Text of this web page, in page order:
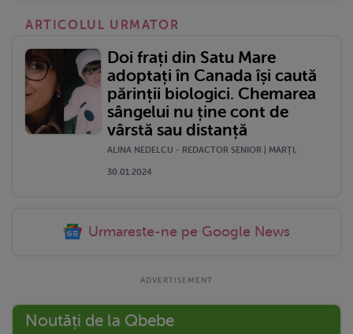
ARTICOLUL URMATOR
Doi frați din Satu Mare
adoptați în Canada își caută
părinții biologici. Chemarea
sângelui nu ține cont de
vârstă sau distanță
ALINA NEDELCU - REDACTOR SENIOR | MARŢI,
30.01.2024
Urmareste-ne pe Google News
Noutăți de la Qbebe